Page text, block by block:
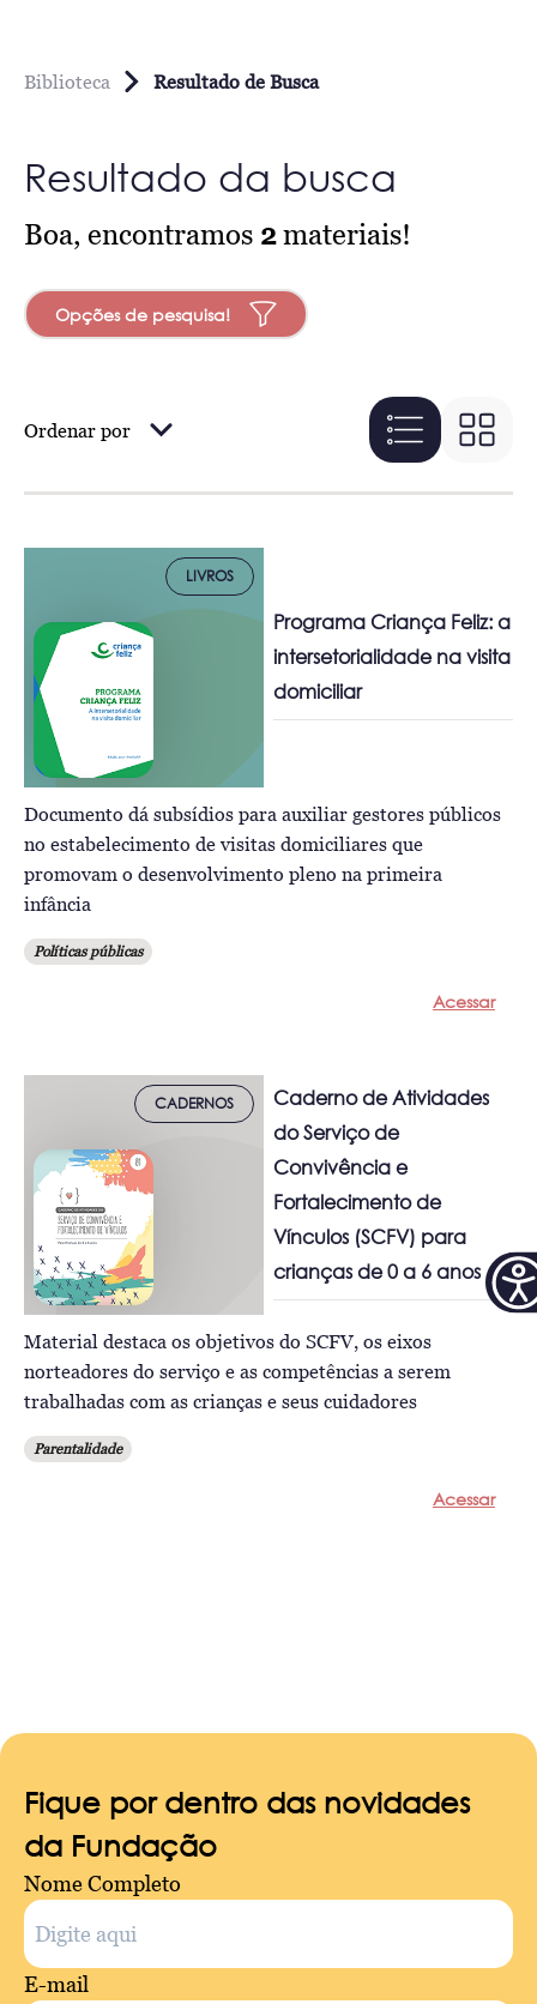
Biblioteca Resultado de Busca
Resultado da busca
Boa, encontramos 2materiais!
Opções de pesquisa!
Ordenar por
LIVROS
Programa Criança Feliz: a
intersetorialidade na visita
domiciliar
Documento dá subsídios para auxiliar gestores públicos
no estabelecimento de visitas domiciliares que
promovam o desenvolvimento pleno na primeira
infância
Políticas públicas
Acessar
CADERNOS
Caderno de Atividades
do Serviço de
Convivência e
Fortalecimento de
Vínculos (SCFV) para
crianças de 0 a 6 anos
Material destaca os objetivos do SCFV, os eixos
norteadores do serviço e as competências a serem
trabalhadas com as crianças e seus cuidadores
Parentalidade
Acessar
Fique por dentro das novidades
da Fundação
Nome Completo
E-mail